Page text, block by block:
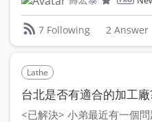
7 Following 2 Answer
Lathe
台北是否有適合的加工廠